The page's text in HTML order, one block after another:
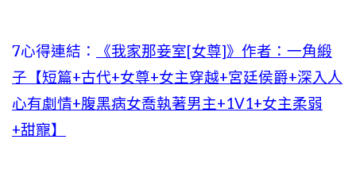
7心得連結：
《我家那妾室[女尊]》作者：一角緞
子【短篇+古代+女尊+女主穿越+宮廷侯爵+深入人
心有劇情+腹黑病女喬執著男主+1V1+女主柔弱
+甜寵】